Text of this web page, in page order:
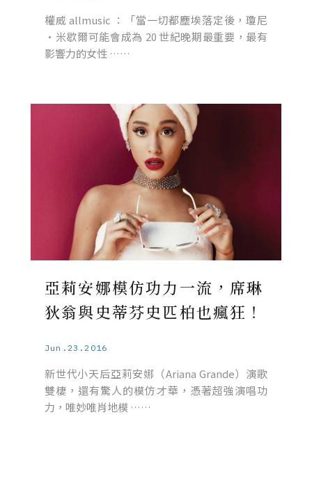
權威 allmusic ：「當一切都塵埃落定後，瓊尼
·米歇爾可能會成為 20 世紀晚期最重要，最有
影響力的女性 ……
亞莉安娜模仿功力一流，席琳
狄翁與史蒂芬史匹柏也瘋狂！
Jun.23.2016
新世代小天后亞莉安娜（Ariana Grande）演歌
雙棲，還有驚人的模仿才華，憑著超強演唱功
力，唯妙唯肖地模 ……